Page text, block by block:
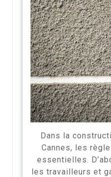
Dans la
Cannes, les
essentielles.
les travailleurs et